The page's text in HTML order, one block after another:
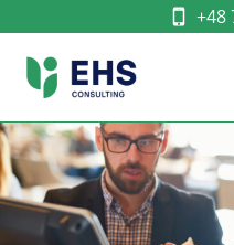
do
treści
+48